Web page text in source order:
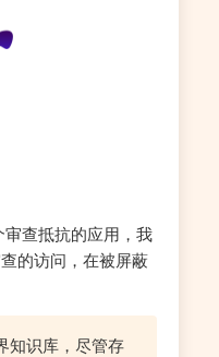
查抵抗的应用，我
的访问，在被屏蔽
知识库，尽管存